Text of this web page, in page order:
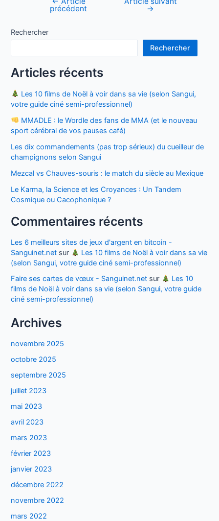
précédent →
Rechercher
Rechercher
Articles récents
Les 10 films de Noël à voir dans sa vie (selon Sangui,
votre guide ciné semi-professionnel)
MMADLE : le Wordle des fans de MMA (et le nouveau
sport cérébral de vos pauses café)
Les dix commandements (pas trop sérieux) du cueilleur de
champignons selon Sangui
Mezcal vs Chauves-souris : le match du siècle au Mexique
Le Karma, la Science et les Croyances : Un Tandem
Cosmique ou Cacophonique ?
Commentaires récents
Les 6 meilleurs sites de jeux d'argent en bitcoin -
Sanguinet.net sur
Les 10 films de Noël à voir dans sa vie
(selon Sangui, votre guide ciné semi-professionnel)
Faire ses cartes de vœux - Sanguinet.net sur
Les 10
films de Noël à voir dans sa vie (selon Sangui, votre guide
ciné semi-professionnel)
Archives
novembre 2025
octobre 2025
septembre 2025
juillet 2023
mai 2023
avril 2023
mars 2023
février 2023
janvier 2023
décembre 2022
novembre 2022
mars 2022